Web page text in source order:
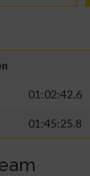
01:02:42.6
01:45:25.8